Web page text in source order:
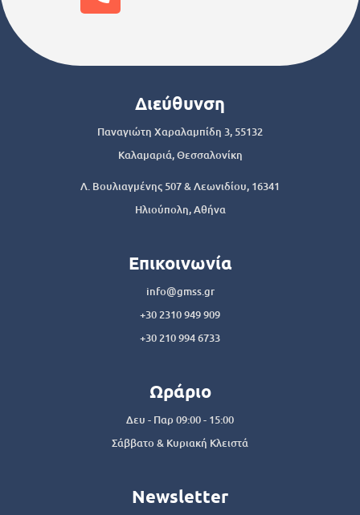
Διεύθυνση
Παναγιώτη Χαραλαμπίδη 3, 55132
Καλαμαριά, Θεσσαλονίκη
Λ. Βουλιαγμένης 507 & Λεωνιδίου, 16341
Ηλιούπολη, Αθήνα
Επικοινωνία
info@gmss.gr
+30 2310 949 909
+30 210 994 6733
Ωράριο
Δευ - Παρ 09:00 - 15:00
Σάββατο & Κυριακή Κλειστά
Newsletter